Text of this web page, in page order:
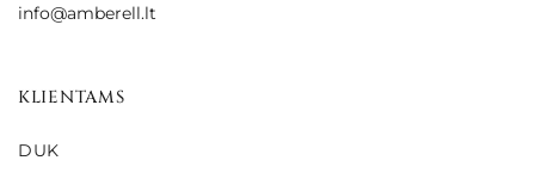
info@amberell.lt
KLIENTAMS
DUK